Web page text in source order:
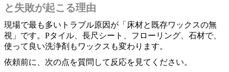
と失敗が起こる理由
現場で最も多いトラブル原因が「床材と既存ワックスの無
視」です。Pタイル、長尺シート、フローリング、石材で、
使って良い洗浄剤もワックスも変わります。
依頼前に、次の点を質問して反応を見てください。